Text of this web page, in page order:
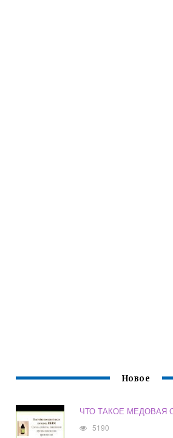
Новое
ЧТО ТАКОЕ МЕДОВАЯ
5190